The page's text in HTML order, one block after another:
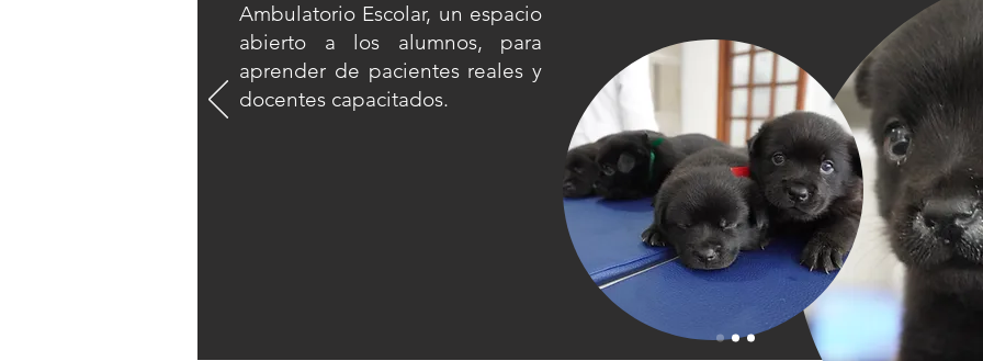
Ambulatorio Escolar, un espacio
abierto a los alumnos, para
aprender de pacientes reales y
docentes capacitados.